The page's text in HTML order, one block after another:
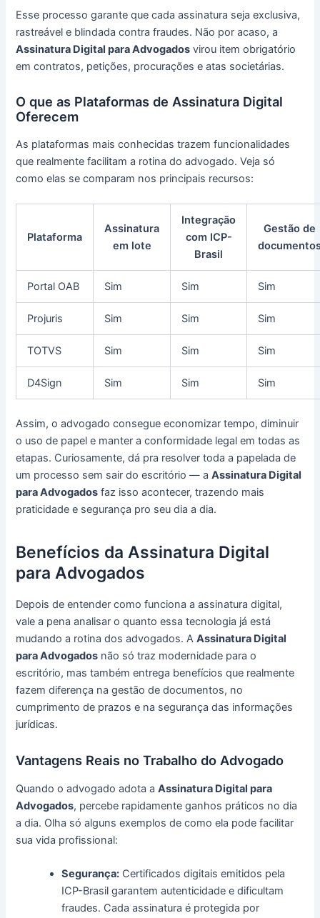
Esse processo garante que cada assinatura seja exclusiva,
rastreável e blindada contra fraudes. Não por acaso, a
Assinatura Digital para Advogados virou item obrigatório
em contratos, petições, procurações e atas societárias.
O que as Plataformas de Assinatura Digital
Oferecem
As plataformas mais conhecidas trazem funcionalidades
que realmente facilitam a rotina do advogado. Veja só
como elas se comparam nos principais recursos:
Plataforma
Assinatura
em lote
Integração
com ICP-
Brasil
Gestão de
Portal OAB Sim Sim Sim
Projuris Sim Sim Sim
TOTVS Sim Sim Sim
D4Sign Sim Sim Sim
Assim, o advogado consegue economizar tempo, diminuir
o uso de papel e manter a conformidade legal em todas as
etapas. Curiosamente, dá pra resolver toda a papelada de
um processo sem sair do escritório — aAssinatura Digital
para Advogados faz isso acontecer, trazendo mais
praticidade e segurança pro seu dia a dia.
Benefícios da Assinatura Digital
para Advogados
Depois de entender como funciona a assinatura digital,
vale a pena analisar o quanto essa tecnologia já está
mudando a rotina dos advogados. AAssinatura Digital
para Advogados não só traz modernidade para o
escritório, mas também entrega benefícios que realmente
fazem diferença na gestão de documentos, no
cumprimento de prazos e na segurança das informações
jurídicas.
Vantagens Reais no Trabalho do Advogado
Quando o advogado adota aAssinatura Digital para
Advogados, percebe rapidamente ganhos práticos no dia
a dia. Olha só alguns exemplos de como ela pode facilitar
sua vida profissional:
Segurança: Certificados digitais emitidos pela
ICP-Brasil garantem autenticidade e dificultam
fraudes. Cada assinatura é protegida por